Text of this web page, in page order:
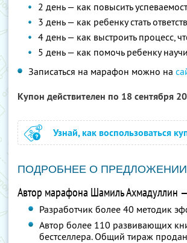
2 день — как повысить
3 день — как ребенку стать
4 день — как выстроить процесс,
5 день — как помочь ребенку
Записаться на марафон можно на
Купон действителен по 18 сентября
Узнай, как воспользоваться
ПОДРОБНЕЕ О ПРЕДЛОЖЕНИИ
Автор марафона Шамиль Ахмадуллин —
Разработчик более 40 методик
Автор более 110 развивающих
бестселлера. Общий тираж